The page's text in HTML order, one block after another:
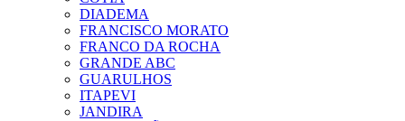
DIADEMA
FRANCISCO MORATO
FRANCO DA ROCHA
GRANDE ABC
GUARULHOS
ITAPEVI
JANDIRA